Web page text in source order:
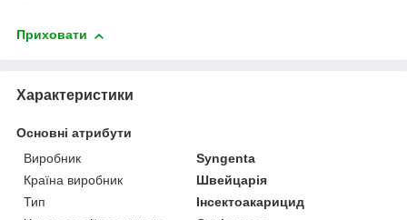
Приховати
Характеристики
Основні атрибути
Виробник
Syngenta
Країна виробник
Швейцарія
Тип
Інсектоакарицид